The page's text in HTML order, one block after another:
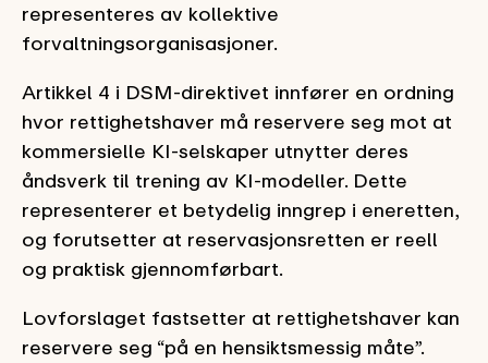
representeres av kollektive
forvaltningsorganisasjoner.
Artikkel 4 i DSM-direktivet innfører en ordning
hvor rettighetshaver må reservere seg mot at
kommersielle KI-selskaper utnytter deres
åndsverk til trening av KI-modeller. Dette
representerer et betydelig inngrep i eneretten,
og forutsetter at reservasjonsretten er reell
og praktisk gjennomførbart.
Lovforslaget fastsetter at rettighetshaver kan
reservere seg “på en hensiktsmessig måte”.